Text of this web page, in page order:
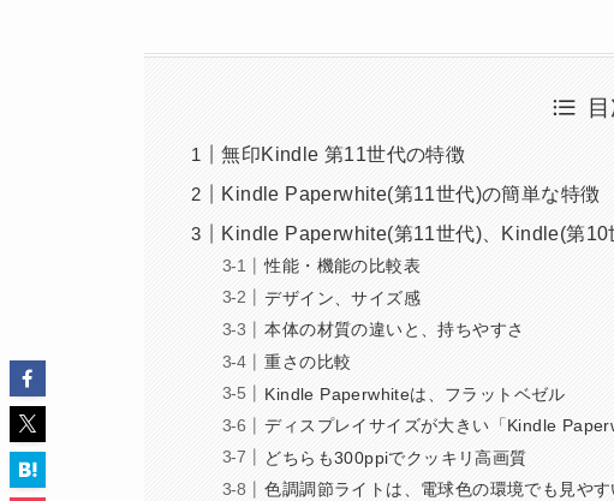
無印Kindle 第11世代の特徴
Kindle Paperwhite(第11世代)の簡単な特徴
Kindle Paperwhite(第11世代)、Kindle(第10
性能・機能の比較表
デザイン、サイズ感
本体の材質の違いと、持ちやすさ
重さの比較
Kindle Paperwhiteは、フラットベゼル
ディスプレイサイズが大きい「Kindle
どちらも300ppiでクッキリ高画質
色調調節ライトは、電球色の環境でも見やす